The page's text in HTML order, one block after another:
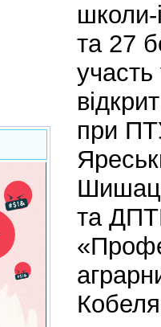
школи-
та 27
участь
при
та